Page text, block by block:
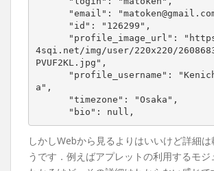
4sqi.net/img/user/220x220/2608683-
PVUF2KL.jpg",
a",
      "bio": null,
しかしWebから見るよりはいいけど詳細は
うです．例えばアプレットの利用するモ